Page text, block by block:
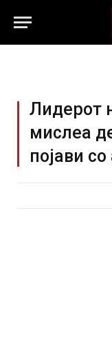
Лидерот
мислеа
појави